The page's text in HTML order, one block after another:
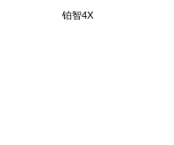
铂智4X